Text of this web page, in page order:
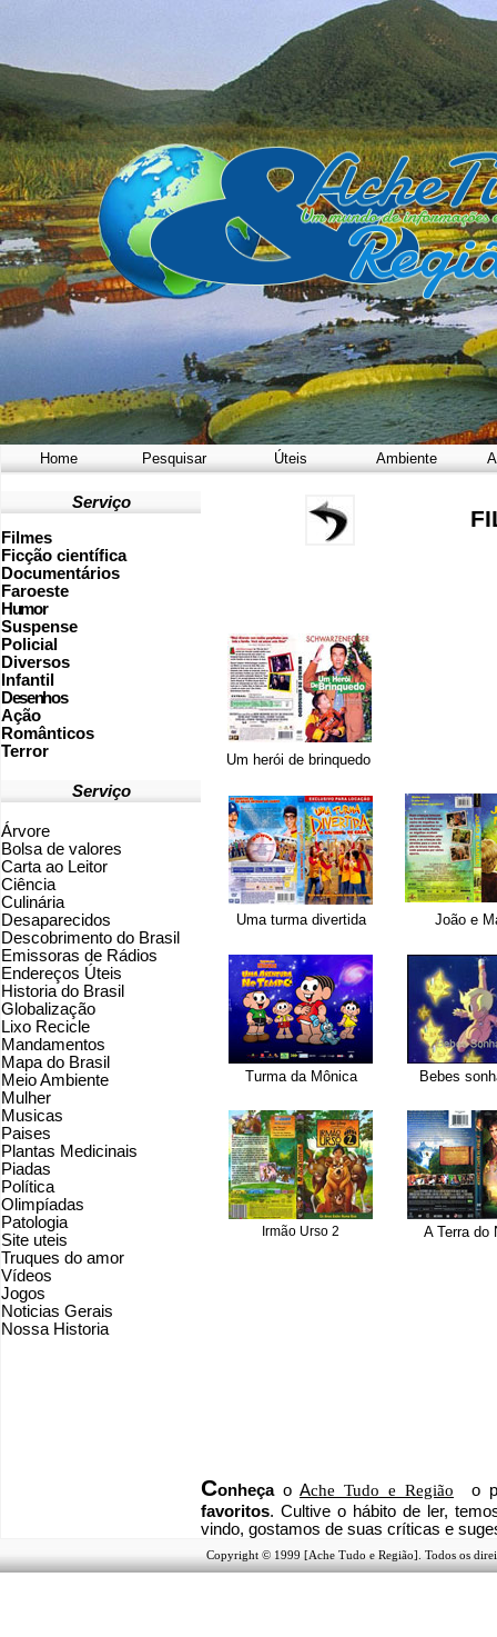
Home Pesquisar Úteis Ambiente
Serviço
Filmes
Ficção científica
Documentários
Faroeste
Humor
Suspense
Policial
Diversos
Infantil
Desenhos
Ação
Românticos
Terror
Serviço
Árvore
Bolsa de valores
Carta ao Leitor
Ciência
Culinária
Desaparecidos
Descobrimento do Brasil
Emissoras de Rádios
Endereços Úteis
Historia do Brasil
Globalização
Lixo Recicle
Mandamentos
Mapa do Brasil
Meio Ambiente
Mulher
Musicas
Paises
Plantas Medicinais
Piadas
Política
Olimpíadas
Patologia
Site uteis
Truques do amor
Vídeos
Jogos
Noticias Gerais
Nossa Historia
Um herói de brinquedo
Uma turma divertida João e
Turma da Mônica Bebes
Irmão Urso 2 A Terra do
Conheçao Ache Tudo e Região o
favoritos. Cultive o hábito de ler,
vindo, gostamos de suas críticas e
Copyright © 1999 [Ache Tudo e Região]. Todos os